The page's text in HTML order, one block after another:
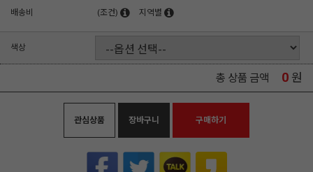
배송비
(조건) 지역별
색상
총 상품 금액 0 원
관심상품 장바구니 구매하기